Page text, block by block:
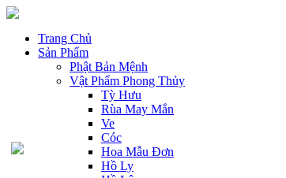
Trang Chủ
Sản Phẩm
Phật Bản Mệnh
Vật Phẩm Phong Thủy
Tỳ Hưu
Rùa May Mắn
Ve
Cóc
Hoa Mẫu Đơn
Hồ Ly